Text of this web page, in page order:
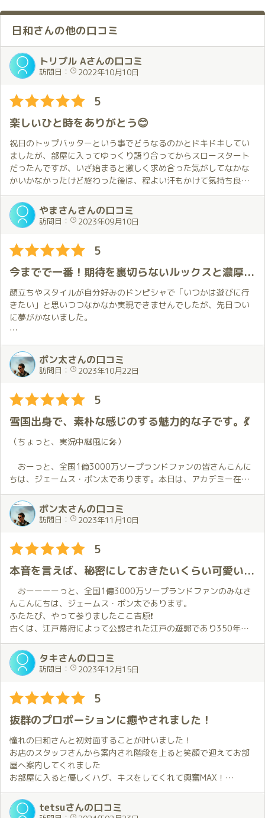
日和さんの他の口コミ
トリプル Aさんの口コミ
訪問日： 2022年10月10日
5
楽しいひと時をありがとう😊
祝日のトップバッターという事でどうなるのかとドキドキしてい
ましたが、部屋に入ってゆっくり語り合ってからスロースタート
だったんですが、いざ始まると激しく求め合った気がしてなかな
かいかなかったけど終わった後は、程よい汗もかけて気持ち良か
ったです❤️その後、差し入れに持ってきたシャンパン🍾の蓋が、開
かずに店員さんに開けてもらい持ってきてもらうなどのトラブル
が、ありながらも最後は、マットでヌルヌルになりながらベッド
でそのまま移動して朽ち果てました😂こんな経験したの初めてで
凄い気持ち良かったです😍またこんな体験をしてみたいと思える
程でした❣️ありがとうございました😊
やまさんさんの口コミ
訪問日： 2023年09月10日
5
今までで一番！期待を裏切らないルックスと濃厚プレイ。
顔立ちやスタイルが自分好みのドンピシャで「いつかは遊びに行
きたい」と思いつつなかなか実現できませんでしたが、先日つい
に夢がかないました。
階段の上で待っていたのは、きゅっとくびれたボディラインにフ
ィットしたドレスを身につけた日和さん。
手を取り合ってお部屋に入り、挨拶もそこそこにプレイ開始。
耳を甘噛みされたりしながら終始ぴたっと密着。じっくりと情熱
的なキス。
私は汗っかきなので通常の流れとは違って最初にシャワーを浴び
たいと申し出ましたが、浴室でもその密着感は健在で、まさに
「ずっと傍らにいてくれる」感覚がとても良いのです。
け張りがあって美しい胸に目がクギヅケ。
おっぱいの形をじっくり楽しむのが好きな私はこれだけでも十分
満足なのに、その魅力的な身体がぐっと私にくっついて離れな
い、まさに溶け合うようなエ●チが経験できます。
一息ついてから「やっと会えてうれしいです」と告げると、聞け
ば昼間のお仕事との掛け持ちでお店に出る機会が少ないのだそう
です。私は運が良い(笑)
なんだかんだであっという間の110分間でした。再会を約束して
お店を後にしました。
帰り道でも後味の良さにニヤけてしまいました。皆さんも良い遊
びができた後ってそうなりませんか？
すばらしい時間を過ごさせてくれた日和さんに感謝しかありませ
ん。
おすすめポイント：密着感。ワンプレイワンプレイが濃厚。
ポン太さんの口コミ
訪問日： 2023年10月22日
5
雪国出身で、素朴な感じのする魅力的な子です。💃
（ちょっと、実況中継風に🎤）
おーっと、全国1億3000万ソープランドファンの皆さんこんに
ちは、ジェームス・ポン太であります。本日は、アカデミー在籍
のコンパニオン日和さんにお会いしたくここ吉原に、のこのこと
やって参りました。私の、ソープランド漫遊もこれで終りと思っ
ていた頃SNSで「ちょっと待ったーーーーーーーーー❗」と言わん
ばかりの『会いたい』通知が届いていたのであります。
写真を見て「おっ❗かわいいなぁ〜✨」と男心が傾いたのでありま
す。
本当にこれが最後だと思い、LINEを通じて予約日を決め今こうし
て、ワクワク浮き浮き🥳しながらお店に向かう送迎車に乗ってい
るのであります。
さぁ、送迎車がお店に着いた。待合室に案内され、待つこと数
分「ジェームス・ポン太さま〜」と声が掛かり「行ってらしゃい
ませ❗」と、威勢のいい掛け声に背中を押されいよいよ待望の御対
面、会った瞬間あまりの可愛さに一瞬にして胸キュン状態🤩。
「はじめまして、今日はありがとうございます👸。」と魅力的な
笑顔で迎えて頂きお部屋に誘導。2人きりになり、お互い自己紹介
を済ますと私の心の中では「感じのいい子だ、やったー👍大当た
り🎯おめでとう〜💐🎉🎊」といつの間にか夢の世界、妄想の世界
に入っているのであります。
私の、身の上話しを聞いてくれて服を脱がせて💓頂き湯船に浸
かりいよいよマット。マットの上では、生温かいローションと日
和さんの官能的なボディーに身を包まれ彼女のテクニックで、気
分はまさにこの世の楽園😋。頭の中は、ほぉわ～ん、ほぉわ〜ん
状態なのであります。
ベッドに戻り、休憩タイムで軽くお茶を飲み会話をしていると
日和さんから誘惑して来るムード、私の頭の中では第2ラウンドの
ゴング🛎️「カーン❗」が鳴り響いたのであります。おーっと、ベッ
ドの上では😘💖⭕➿🎵❌🔺＃🎶❤➿🚀🚀
ポン太さんの口コミ
訪問日： 2023年11月10日
5
本音を言えば、秘密にしておきたいくらい可愛いくていい子です😍。
おーーーーっと、全国1億3000万ソープランドファンのみなさ
んこんにちは、ジェームス・ポン太であります。
ふたたび、やって参りましたここ吉原❗
古くは、江戸幕府によって公認された江戸の遊郭であり350年の
歴史を持つと言われているエリア。
ここ吉原で、生まれて初めて高級店での3枠という夢の世界へ行こ
うとしております。
思い起こせば40年前、初めて♨️ソープに遊びに行って以来1度
も高級店で3枠という壁は越えられない未知の世界でありました。
そんな高い壁を、いとも簡単に越えさせてくれたのは今回2回目の
ご指名、アカデミー在籍の🧑‍🎄日和さんであります。
男の悲しい性というやつでありましょうか❓前回、日和さんの吸
い込まれるようなつぶらな瞳でみつめられた時の、照れくささ
😆、とろけるような💏舌を使った愛撫、フィニッシュするまでの
漏れ出るような喘ぎ声。思い出しただけで、もーーー、たまりま
せん。（あぁ〜、カ・イ・カ・ン🥳）日和さんのプログにも、
『心の栄養チャージ』『あなただけの小悪魔です』『ぎゅーしに
来て』『おっぱいで癒やしてあげる』『心も体も、あたためま
す』等々、プログの写真に載っている誘惑的な🧚🧜ポーズと表情
タキさんの口コミ
訪問日： 2023年12月15日
5
抜群のプロポーションに癒やされました！
憧れの日和さんと初対面することが叶いました！
お店のスタッフさんから案内され階段を上ると笑顔で迎えてお部
屋へ案内してくれました
お部屋に入ると優しくハグ、キスをしてくれて興奮MAX！
抜群のプロポーションを拝見するととても綺麗でオッパイ、おし
りがぷにゅぷにゅで触り心地が最高で沢山癒やされました☺️
抜群の身体で反応も敏感でとても気持ち良く最高の癒やしと幸福
tetsuさんの口コミ